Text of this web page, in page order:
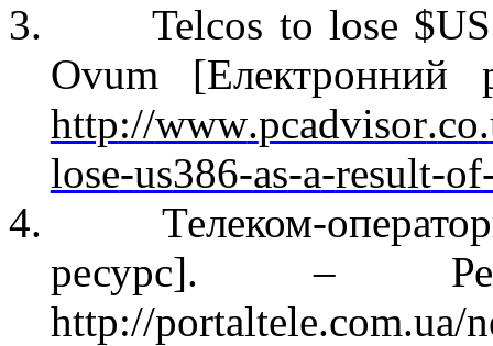
3.
Telcos to lose
Ovum [Електронний
http://www.pcadvisor.co.
lose-us386-as-a-result-of
4.
Телеком-
ресурс]. –
http://portaltele.com.ua/